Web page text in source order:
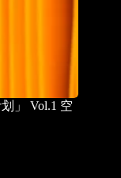
」 Vol.1 空